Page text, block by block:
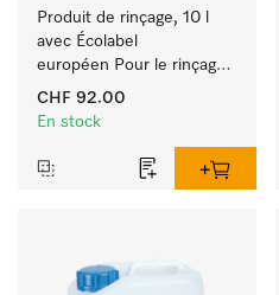
Produit de rinçage, 10 l
avec Écolabel
européen Pour le rinçage
de vaisselle, couverts et
verres.
CHF 92.00
En stock